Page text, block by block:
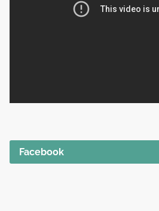
Facebook